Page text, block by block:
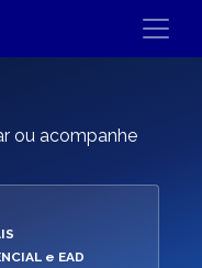
ou acompanhe
e EAD